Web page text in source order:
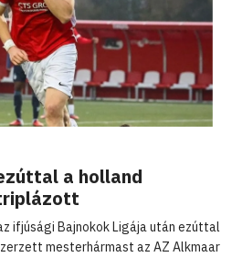
a holland
ifjúsági Bajnokok Ligája után ezúttal
mesterhármast az AZ Alkmaar